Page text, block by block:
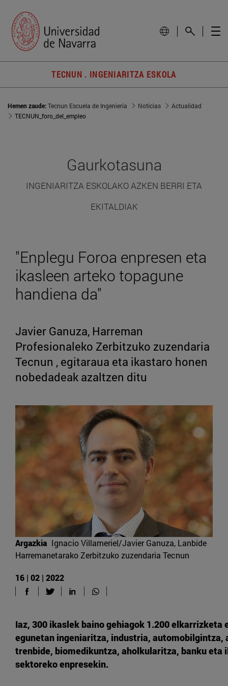
TECNUN . INGENIARITZA ESKOLA
Hemen zaude:Tecnun Escuela de Ingeniería Noticias
Actualidad
TECNUN_foro_del_empleo
Gaurkotasuna
INGENIARITZA ESKOLAKO AZKEN BERRI ETA
EKITALDIAK
"Enplegu Foroa enpresen eta
ikasleen arteko topagune
handiena da"
Javier Ganuza, Harreman
Profesionaleko Zerbitzuko zuzendaria
Tecnun , egitaraua eta ikastaro honen
nobedadeak azaltzen ditu
Argazkia Ignacio Villameriel/Javier Ganuza, Lanbide
Harremanetarako Zerbitzuko zuzendaria Tecnun
16 | 02 | 2022
Iaz, 300 ikaslek baino gehiagok 1.200 elkarrizketa
egunetan ingeniaritza, industria, automobilgintza,
trenbide, biomedikuntza, aholkularitza, banku eta
sektoreko enpresekin.